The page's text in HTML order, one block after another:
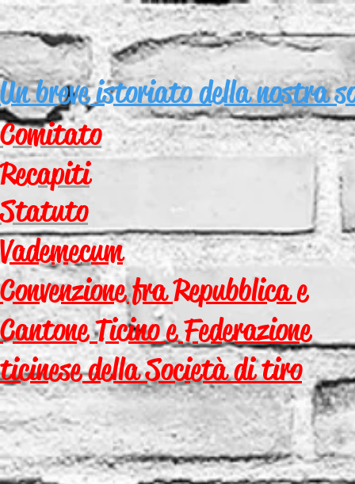
Unbreve istoriato della nostra
Comitato
Recapiti
Statuto
Vademecum
Convenzione fra Repubblica e
Cantone Ticino e Federazione
ticinese della Società di tiro